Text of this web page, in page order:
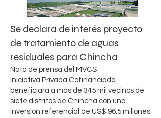
Se declara de interés proyecto
de tratamiento de aguas
residuales para Chincha
Nota de prensa del MVCS
Iniciativa Privada Cofinanciada
beneficiará a más de 345 mil vecinos de
siete distritos de Chincha con una
inversión referencial de US$ 96.5 millones